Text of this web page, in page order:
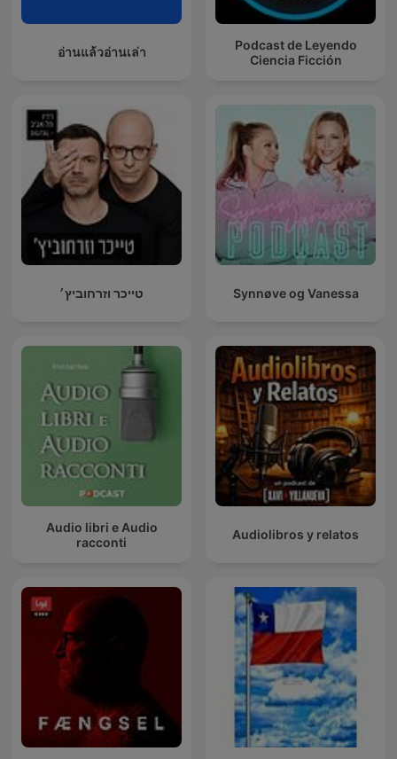
อ่านแล้วอ่านเล่า
Podcast de Leyendo
Ciencia Ficción
טייכר וזרחוביץ׳ Synnøve og Vanessa
Audio libri e Audio
racconti
Audiolibros y relatos